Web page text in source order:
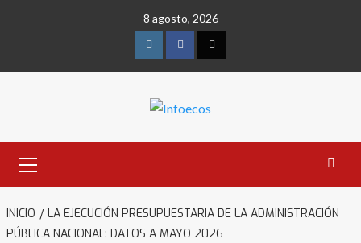
8 agosto, 2026
InstagramFacebookTwitter
primario
INICIO
LA EJECUCIÓN PRESUPUESTARIA DE LA ADMINISTRACIÓN
PÚBLICA NACIONAL: DATOS A MAYO 2026